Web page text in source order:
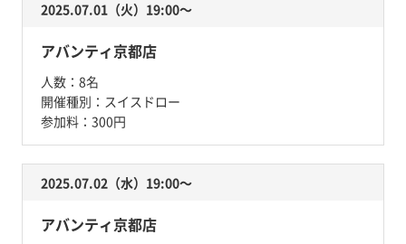
2025.07.01（火）19:00〜
アバンティ京都店
人数： 8名
開催種別： スイスドロー
参加料： 300円
2025.07.02（水）19:00〜
アバンティ京都店